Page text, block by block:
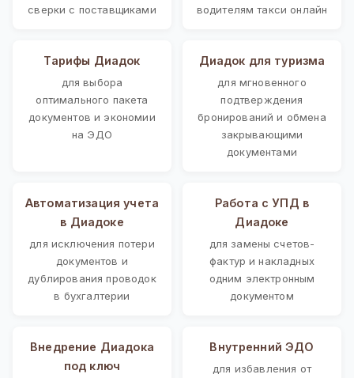
сверки с поставщиками
водителям такси онлайн
Тарифы Диадок
для выбора
оптимального пакета
документов и экономии
на ЭДО
Диадок для туризма
для мгновенного
подтверждения
бронирований и обмена
закрывающими
документами
Автоматизация учета
в Диадоке
для исключения потери
документов и
дублирования проводок
в бухгалтерии
Работа с УПД в
Диадоке
для замены счетов-
фактур и накладных
одним электронным
документом
Внедрение Диадока
под ключ
Внутренний ЭДО
для избавления от